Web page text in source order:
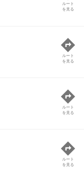
ルート
を見る
ルート
を見る
ルート
を見る
ルート
を見る